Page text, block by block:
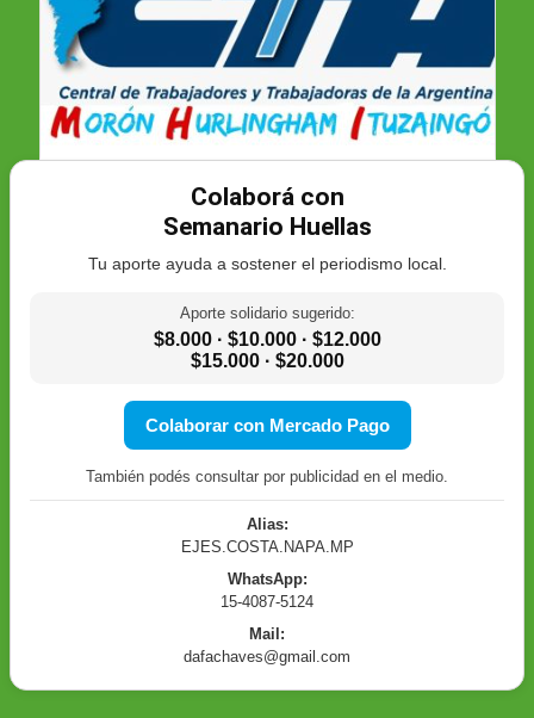
Colaborá con
Semanario Huellas
Tu aporte ayuda a sostener el periodismo local.
Aporte solidario sugerido:
$8.000 · $10.000 · $12.000
$15.000 · $20.000
Colaborar con Mercado Pago
También podés consultar por publicidad en el medio.
Alias:
EJES.COSTA.NAPA.MP
WhatsApp:
15-4087-5124
Mail:
dafachaves@gmail.com